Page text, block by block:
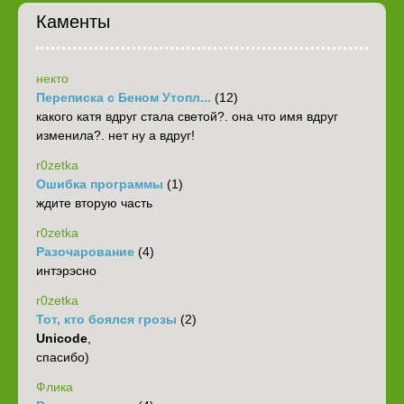
Каменты
некто
Переписка с Беном Утопл... (12)
какого катя вдруг стала светой?. она что имя вдруг
изменила?. нет ну а вдруг!
r0zetka
Ошибка программы (1)
ждите вторую часть
r0zetka
Разочарование (4)
интэрэсно
r0zetka
Тот, кто боялся грозы (2)
Unicode
спасибо)
Флика